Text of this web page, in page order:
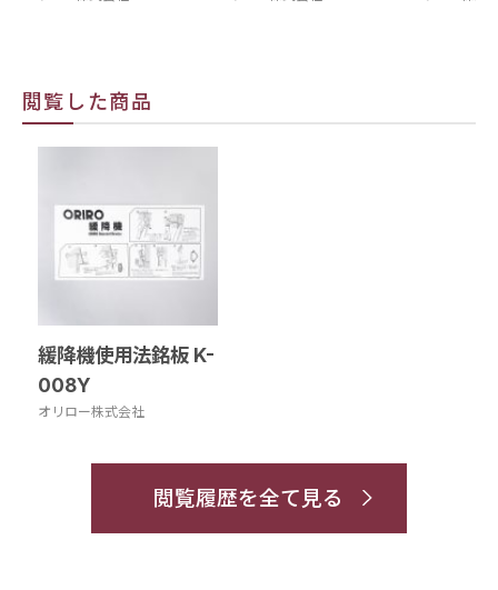
閲覧した商品
緩降機使用法銘板 K-
008Y
オリロー株式会社
閲覧履歴を全て見る